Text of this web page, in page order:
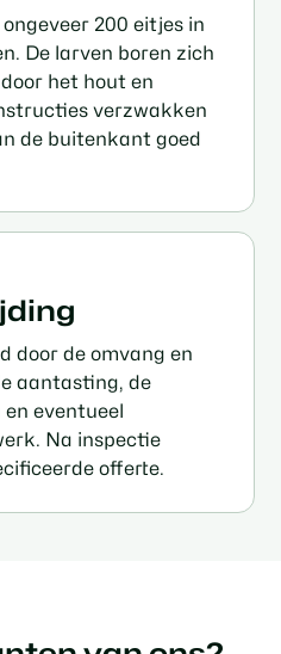
200 eitjes in
De larven boren zich
het hout en
verzwakken
de buitenkant goed
door de omvang en
aantasting, de
eventueel
Na inspectie
offerte.